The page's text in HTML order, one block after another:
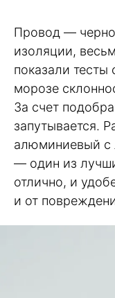
Провод —
изоляции,
показали
морозе
За счет
запутывается.
алюминиевый с
— один из
отлично, и
и от